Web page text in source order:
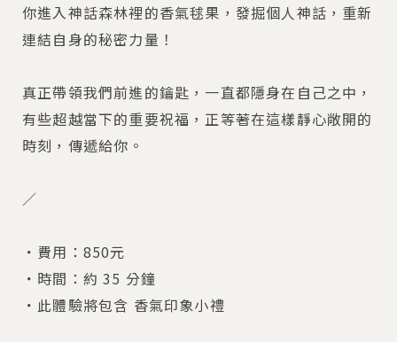
你進入神話森林裡的香氣毬果，發掘個人神話，重新
連結自身的秘密力量！
真正帶領我們前進的鑰匙，一直都隱身在自己之中，
有些超越當下的重要祝福，正等著在這樣靜心敞開的
時刻，傳遞給你。
／
・費用：850元
・時間：約 35 分鐘
・此體驗將包含 香氣印象小禮